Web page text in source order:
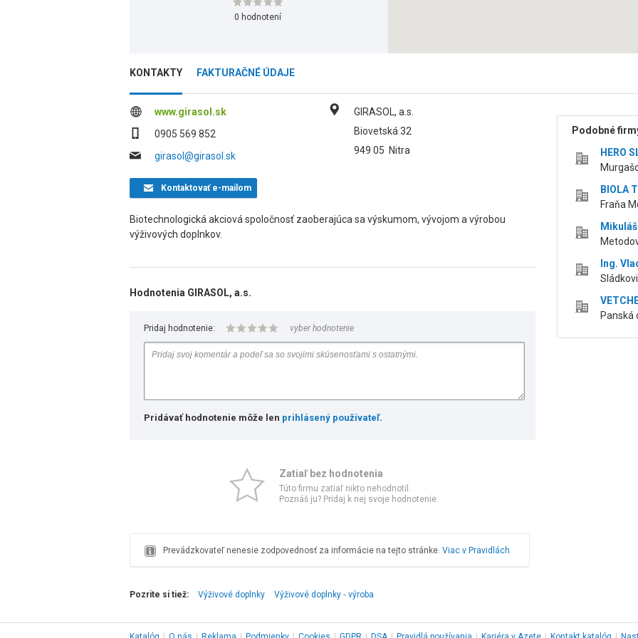
0 hodnotení
KONTAKTY FAKTURAČNÉ ÚDAJE
www.girasol.sk
0905 569 852
girasol@girasol.sk
GIRASOL, a.s.
Biovetská 32
949 05 Nitra
Kontaktovaťe-mailom
Biotechnologická akciová spoločnosť zaoberajúca sa výskumom, vývojom a výrobou
výživových doplnkov.
Hodnotenia GIRASOL, a.s.
Pridaj hodnotenie: vyber hodnotenie
Pridávať hodnotenie môže len prihlásený používateľ.
Zatiaľ bez hodnotenia
Túto firmu zatiaľ nikto nehodnotil.
Poznáš ju? Pridaj k nej svoje hodnotenie.
Prevádzkovateľ nenesie zodpovednosť za informácie na tejto stránke. Viac v Pravidlách
Podobné
HERO
BIOLA
Fraňa
Ing.
Panská
Pozrite si tiež: Výživové doplnky Výživové doplnky ‑ výroba